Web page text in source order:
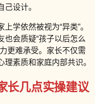
设计。
学依然被视为“异类”。
也会质疑“孩子以后怎么
更难承受。家长不仅需
素质和家庭内部共识。
长几点实操建议